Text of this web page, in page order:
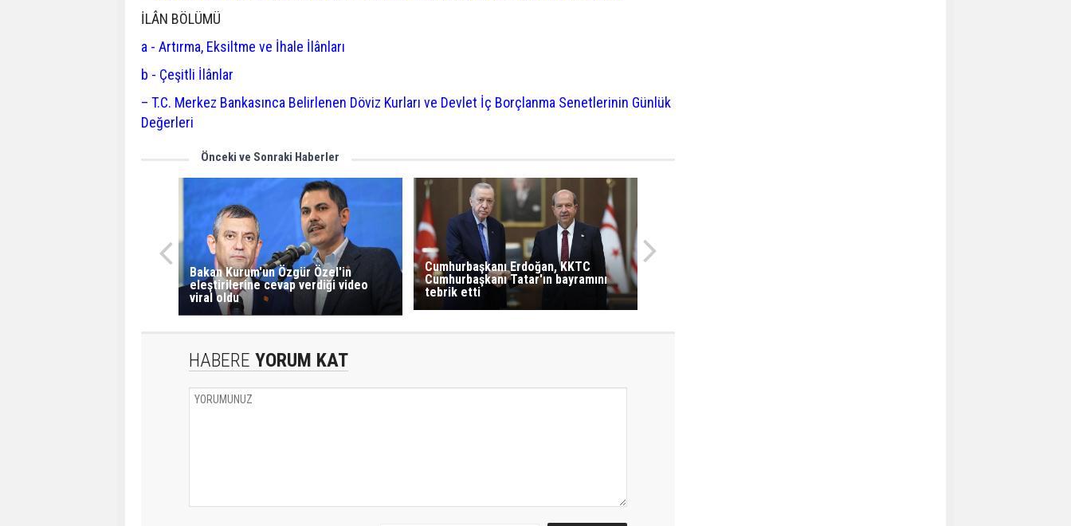
İLÂN BÖLÜMÜ
a - Artırma, Eksiltme ve İhale İlânları
b - Çeşitli İlânlar
– T.C. Merkez Bankasınca Belirlenen Döviz Kurları ve Devlet İç Borçlanma Senetlerinin Günlük
Değerleri
Önceki ve Sonraki Haberler
Bakan Kurum'un Özgür Özel'in
eleştirilerine cevap verdiği video
viral oldu
Cumhurbaşkanı Erdoğan, KKTC
Cumhurbaşkanı Tatar'ın bayramını
tebrik etti
HABERE YORUM KAT